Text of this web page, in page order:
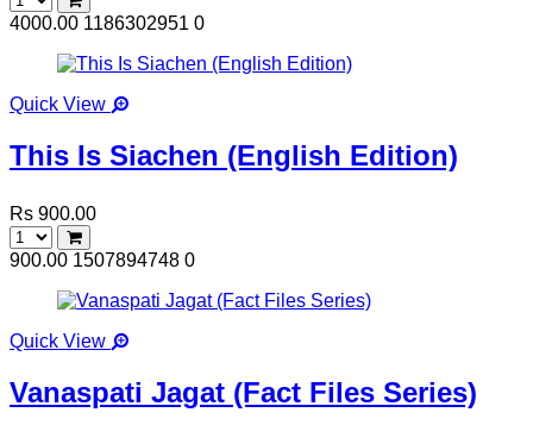
4000.00 1186302951 0
Quick View
This Is Siachen (English Edition)
Rs 900.00
900.00 1507894748 0
Quick View
Vanaspati Jagat (Fact Files Series)